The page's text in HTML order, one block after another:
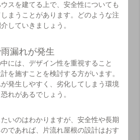
スを建てる上で、安全性についても
まうことがあります。どのような注
していきましょう。
漏れが発生
には、デザイン性を重視すること
を施すことを検討する方がいます。
発生しやすく、劣化してしまう環境
れがあるでしょう。
いのはわかりますが、安全性や長期
であれば、片流れ屋根の設計はおす